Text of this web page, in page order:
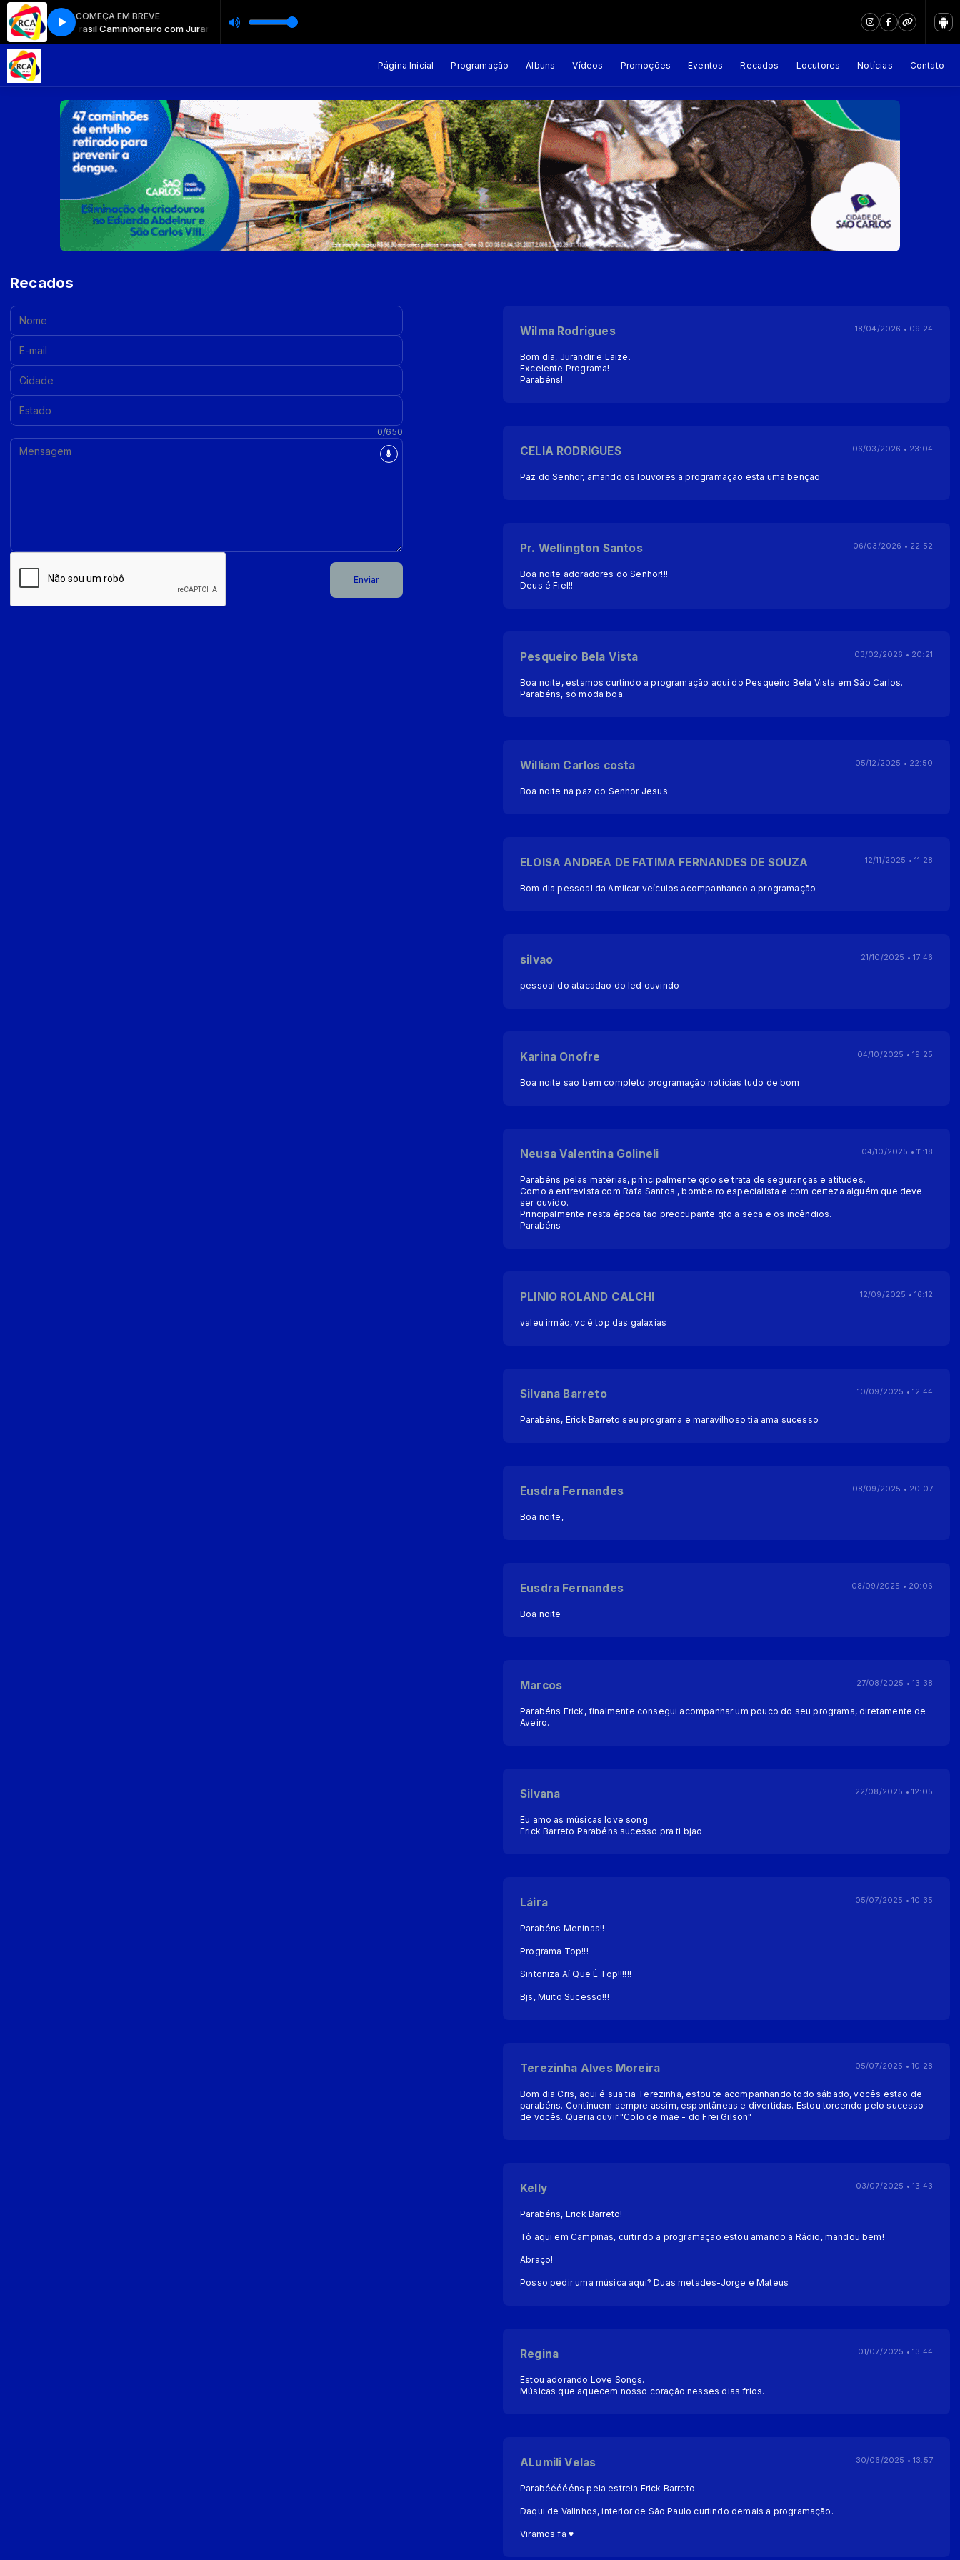
COMEÇA EM BREVE
Brasil Caminhoneiro com Jurandir Ferrante e Laize Ribeiro
Página Inicial Programação Álbuns Vídeos Promoções Eventos Recados Locutores Notícias Contato
Recados
Nome:
E-mail:
Cidade:
Estado:
0/650
Enviar
Wilma Rodrigues 18/04/2026 • 09:24
Bom dia, Jurandir e Laize.
Excelente Programa!
Parabéns!
CELIA RODRIGUES 06/03/2026 • 23:04
Paz do Senhor, amando os louvores a programação esta uma benção
Pr. Wellington Santos 06/03/2026 • 22:52
Boa noite adoradores do Senhor!!!
Deus é Fiel!!
Pesqueiro Bela Vista 03/02/2026 • 20:21
Boa noite, estamos curtindo a programação aqui do Pesqueiro Bela Vista em São Carlos.
Parabéns, só moda boa.
William Carlos costa 05/12/2025 • 22:50
Boa noite na paz do Senhor Jesus
ELOISA ANDREA DE FATIMA FERNANDES DE SOUZA 12/11/2025 • 11:28
Bom dia pessoal da Amilcar veículos acompanhando a programação
silvao 21/10/2025 • 17:46
pessoal do atacadao do led ouvindo
Karina Onofre 04/10/2025 • 19:25
Boa noite sao bem completo programação notícias tudo de bom
Neusa Valentina Golineli 04/10/2025 • 11:18
Parabéns pelas matérias, principalmente qdo se trata de seguranças e atitudes.
Como a entrevista com Rafa Santos , bombeiro especialista e com certeza alguém que deve
ser ouvido.
Principalmente nesta época tão preocupante qto a seca e os incêndios.
Parabéns
PLINIO ROLAND CALCHI 12/09/2025 • 16:12
valeu irmão, vc é top das galaxias
Silvana Barreto 10/09/2025 • 12:44
Parabéns, Erick Barreto seu programa e maravilhoso tia ama sucesso
Eusdra Fernandes 08/09/2025 • 20:07
Boa noite,
Eusdra Fernandes 08/09/2025 • 20:06
Boa noite
Marcos 27/08/2025 • 13:38
Parabéns Erick, finalmente consegui acompanhar um pouco do seu programa, diretamente de
Aveiro.
Silvana 22/08/2025 • 12:05
Eu amo as músicas love song.
Erick Barreto Parabéns sucesso pra ti bjao
Láira 05/07/2025 • 10:35
Parabéns Meninas!!
Programa Top!!!
Sintoniza Aí Que É Top!!!!!!
Bjs, Muito Sucesso!!!
Terezinha Alves Moreira 05/07/2025 • 10:28
Bom dia Cris, aqui é sua tia Terezinha, estou te acompanhando todo sábado, vocês estão de
parabéns. Continuem sempre assim, espontâneas e divertidas. Estou torcendo pelo sucesso
de vocês. Queria ouvir "Colo de mãe - do Frei Gilson"
Kelly 03/07/2025 • 13:43
Parabéns, Erick Barreto!
Tô aqui em Campinas, curtindo a programação estou amando a Rádio, mandou bem!
Abraço!
Posso pedir uma música aqui? Duas metades-Jorge e Mateus
Regina 01/07/2025 • 13:44
Estou adorando Love Songs.
Músicas que aquecem nosso coração nesses dias frios.
ALumili Velas 30/06/2025 • 13:57
Parabéééééns pela estreia Erick Barreto.
Daqui de Valinhos, interior de São Paulo curtindo demais a programação.
Viramos fã ♥︎